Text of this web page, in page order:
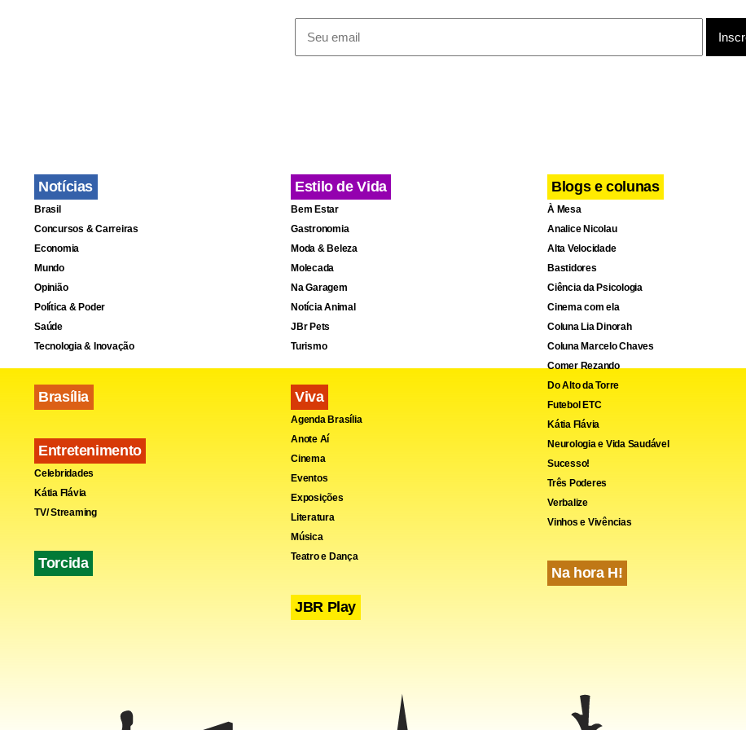
disputava a temporada de 2006 com a Terra-Avallone.
o novo piloto.
< !-- /hotwords -- >
Facebook
WhatsApp
Notícias
Brasil
Concursos & Carreiras
Economia
Mundo
Opinião
Política & Poder
Saúde
Tecnologia & Inovação
Brasília
Entretenimento
Celebridades
Kátia Flávia
TV/ Streaming
Torcida
Estilo de Vida
Bem Estar
Gastronomia
Moda & Beleza
Molecada
Na Garagem
Notícia Animal
JBr Pets
Turismo
Viva
Agenda Brasília
Anote Aí
Cinema
Eventos
Exposições
Literatura
Música
Teatro e Dança
JBR Play
Blogs e colunas
À Mesa
Analice Nicolau
Alta Velocidade
Bastidores
Ciência da Psicologia
Cinema com ela
Coluna Lia Dinorah
Coluna Marcelo Chaves
Comer Rezando
Do Alto da Torre
Futebol ETC
Kátia Flávia
Neurologia e Vida Saudável
Sucesso!
Três Poderes
Verbalize
Vinhos e Vivências
Na hora H!